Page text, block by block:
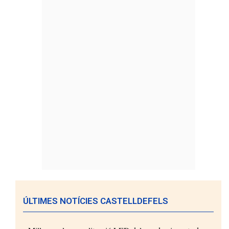
ÚLTIMES NOTÍCIES CASTELLDEFELS